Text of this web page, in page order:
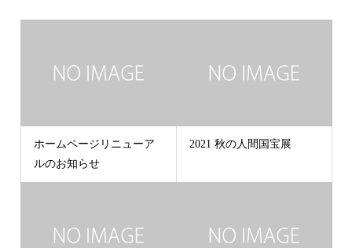
ホームページリニューア
ルのお知らせ
2021 秋の人間国宝展